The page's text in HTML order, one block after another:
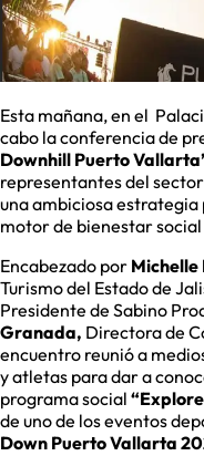
Esta mañana, en el
cabo la conferencia de
Downhill Puerto
representantes del
una ambiciosa
motor de bienestar
Encabezado por Michelle
Turismo del Estado de
Presidente de Sabino
Granada, Directora de
encuentro reunió a
y atletas para dar a
programa social
de uno de los eventos
Down Puerto Vallarta